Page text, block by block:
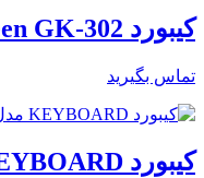
کیبورد Green GK-302
تماس بگیرید
کیبورد KEYBOARD مدل SSD-KB-805